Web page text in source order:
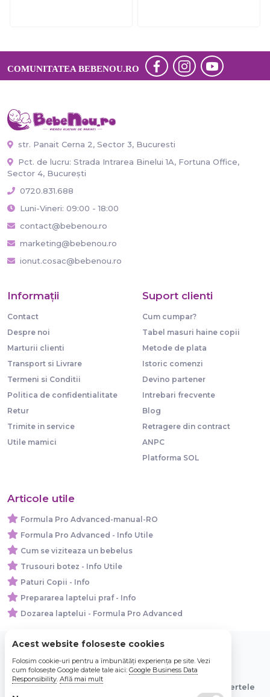
COMUNITATEA BEBENOU.RO
str. Panait Cerna 2, Sector 3, Bucuresti
Pct. de lucru: Strada Intrarea Binelui 1A, Fortuna Office,
Sector 4, București
0720.831.688
Luni-Vineri: 09:00 - 18:00
contact@bebenou.ro
marketing@bebenou.ro
ionut.cosac@bebenou.ro
Informaţii
Contact
Despre noi
Marturii clienti
Transport si Livrare
Termeni si Conditii
Politica de confidentialitate
Retur
Trimite in service
Utile mamici
Suport clienti
Cum cumpar?
Tabel masuri haine copii
Metode de plata
Istoric comenzi
Devino partener
Intrebari frecvente
Blog
Retragere din contract
ANPC
Platforma SOL
Articole utile
Formula Pro Advanced-manual-RO
Formula Pro Advanced - Info Utile
Cum se viziteaza un bebelus
Trusouri botez - Info Utile
Paturi Copii - Info
Prepararea laptelui praf - Info
Dozarea laptelui - Formula Pro Advanced
© 2026 Bebe Nou Online Store SRL
Toate preturile sunt exprimate in lei si includ tva. Ofertele
Acest website foloseste cookies
Folosim cookie-uri pentru a îmbunătăți experiența pe site. Vezi
cum folosește Google datele tale aici: Google Business Data
Responsibility. Află mai mult